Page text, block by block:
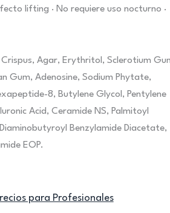
lifting · No requiere uso nocturno ·
Agar, Erythritol, Sclerotium
Gum, Adenosine, Sodium Phytate,
8, Butylene Glycol, Pentylene
Acid, Ceramide NS, Palmitoyl
Benzylamide Diacetate,
EOP.
para Profesionales